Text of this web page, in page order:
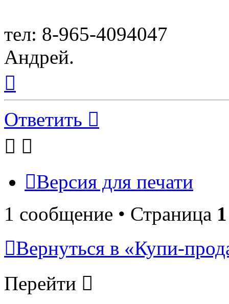
тел: 8-965-4094047
Андрей.
началу
Ответить
Версия для печати
1 сообщение • Страница 1
Вернуться в «Купи-
Перейти